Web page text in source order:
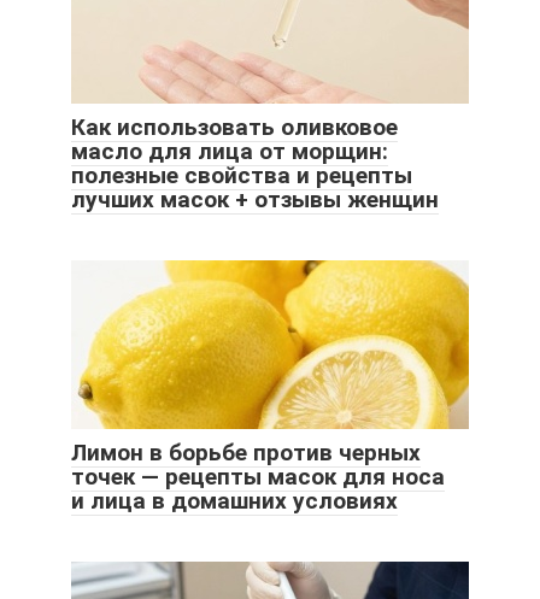
Как использовать оливковое
масло для лица от морщин:
полезные свойства и рецепты
лучших масок + отзывы женщин
Лимон в борьбе против черных
точек — рецепты масок для носа
и лица в домашних условиях